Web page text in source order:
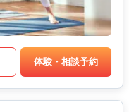
体験・相談予約